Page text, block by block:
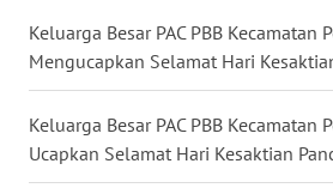
Keluarga Besar PAC PBB Kecamatan
Mengucapkan Selamat Hari
Keluarga Besar PAC PBB Kecamatan
Ucapkan Selamat Hari Kesaktian
WN
LANGKAT
WN
TAPANULI